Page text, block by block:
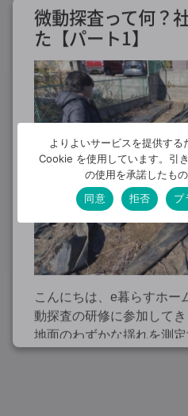
LINE公式アカウント「e暮らす
トークにて「雑貨についての問
えください。
★e暮らすホーム 友だち追加は
Posted in：movingこがね雑貨
微動探査って何？
た【パート1】
こんにちは、e暮らすホー
動探査の研修に参加して
地面のわずかな揺れを測
が持つ地盤の特性を把握
よりよいサービスを提供す
Cookie を使用しています。引
の使用を承諾したも
同意
拒否 プ